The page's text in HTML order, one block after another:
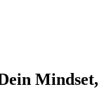
Mindset,